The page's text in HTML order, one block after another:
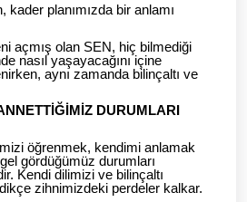
kader planımızda bir anlamı
açmış olan SEN, hiç bilmediği
nasıl yaşayacağını içine
aynı zamanda bilinçaltı ve
DURUMLARI
öğrenmek, kendimi anlamak
gördüğümüz durumları
Kendi dilimizi ve bilinçaltı
zihnimizdeki perdeler kalkar.